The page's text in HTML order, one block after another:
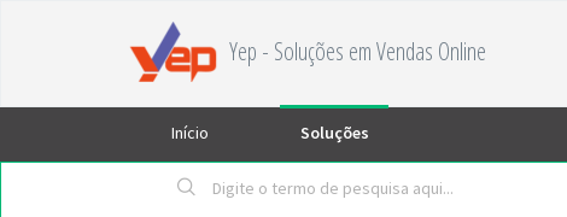
Yep - Soluções em Vendas Online
Início Soluções